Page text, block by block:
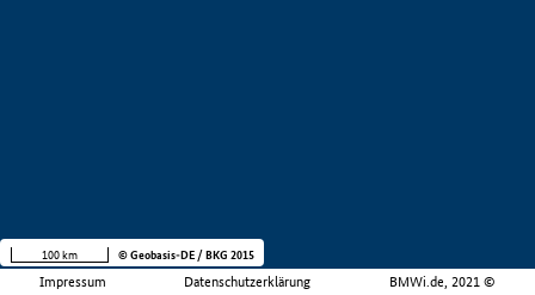
Impressum Datenschutzerklärung BMWi.de, 2021 ©
100 km © Geobasis-DE / BKG 2015